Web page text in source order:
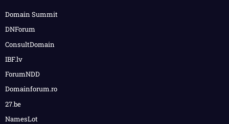
Domain Summit
DNForum
ConsultDomain
IBF.lv
ForumNDD
Domainforum.ro
27.be
NamesLot